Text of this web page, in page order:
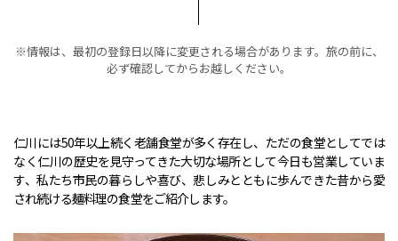
※情報は、最初の登録日以降に変更される場合があります。旅の前に、
必ず確認してからお越しください。
仁川には50年以上続く老舗食堂が多く存在し、ただの食堂としてでは
なく仁川の歴史を見守ってきた大切な場所として今日も営業していま
す、私たち市民の暮らしや喜び、悲しみとともに歩んできた昔から愛
され続ける麺料理の食堂をご紹介します。